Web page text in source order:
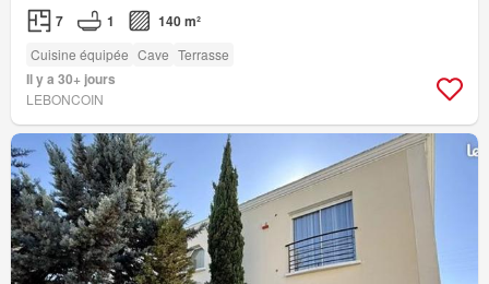
7 1 140 m²
Cuisine équipée Cave Terrasse
Il y a 30+ jours
LEBONCOIN